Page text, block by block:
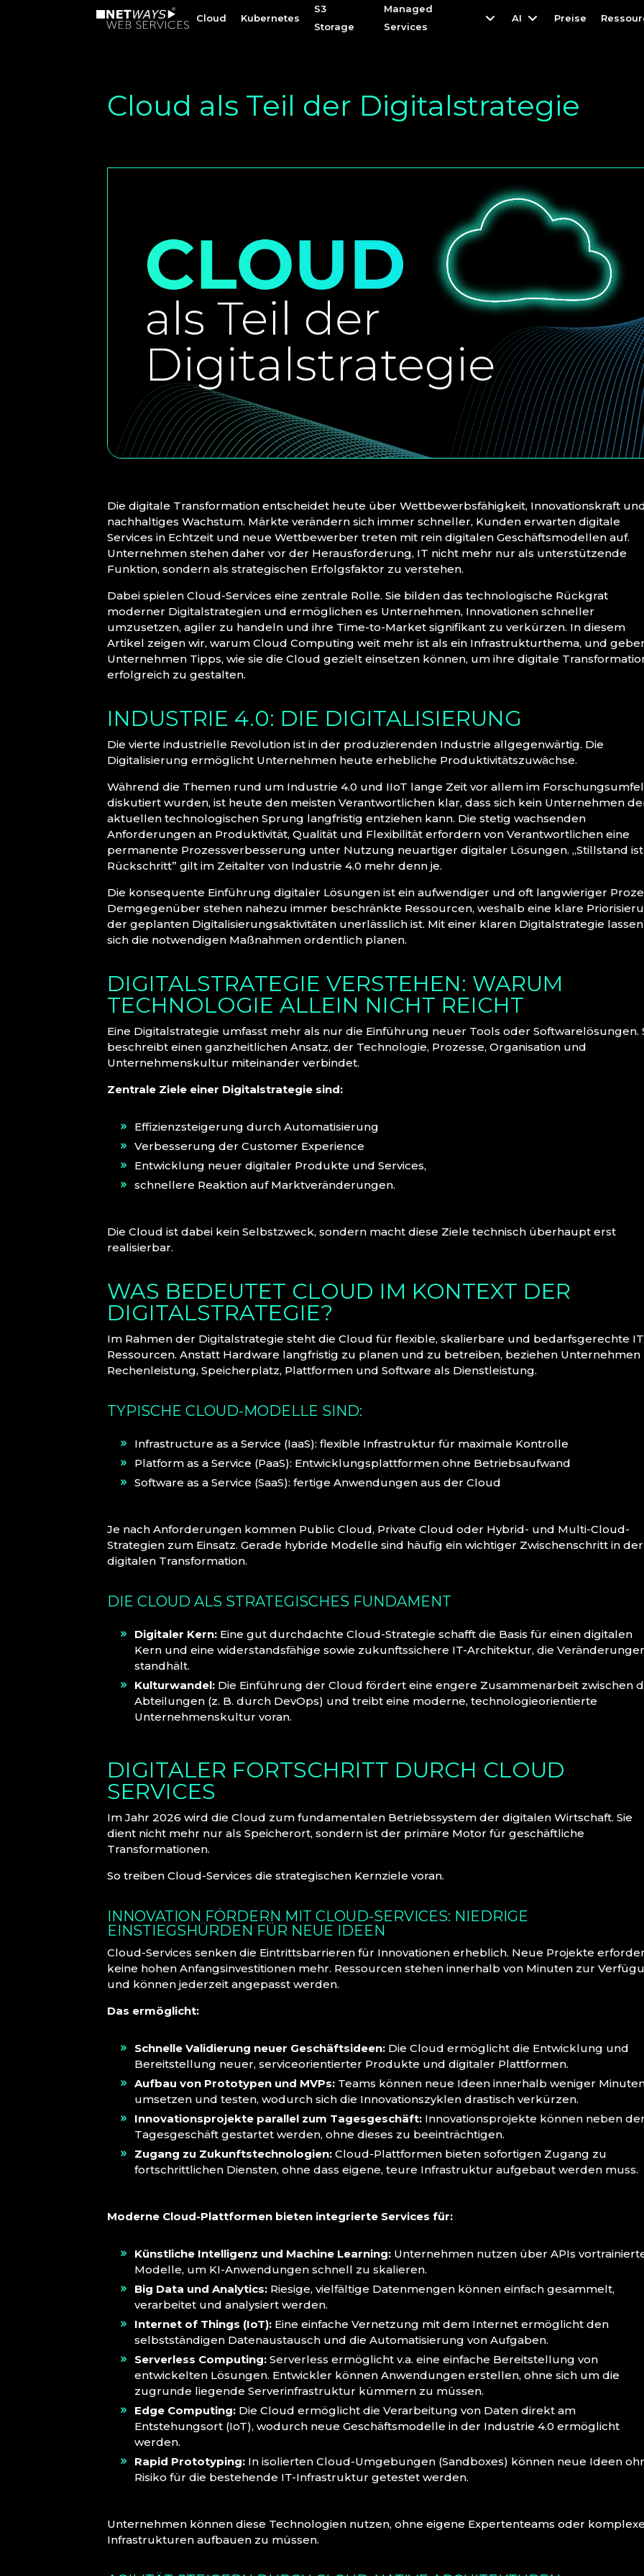
Cloud Kubernetes
S3
Storage
Managed
Services
AI Preise
Cloud Kubernetes
S3
Storage
Managed
Services
AI Preise
Cloud als Teil der Digitalstrategie
Die digitale Transformation entscheidet heute über Wettbewerbsfähigkeit, Innovationskraft
nachhaltiges Wachstum. Märkte verändern sich immer schneller, Kunden erwarten digitale
Services in Echtzeit und neue Wettbewerber treten mit rein digitalen Geschäftsmodellen auf.
Unternehmen stehen daher vor der Herausforderung, IT nicht mehr nur als unterstützende
Funktion, sondern als strategischen Erfolgsfaktor zu verstehen.
Dabei spielen Cloud-Services eine zentrale Rolle. Sie bilden das technologische Rückgrat
moderner Digitalstrategien und ermöglichen es Unternehmen, Innovationen schneller
umzusetzen, agiler zu handeln und ihre Time-to-Market signifikant zu verkürzen. In diesem
Artikel zeigen wir, warum Cloud Computing weit mehr ist als ein Infrastrukturthema, und
Unternehmen Tipps, wie sie die Cloud gezielt einsetzen können, um ihre digitale
erfolgreich zu gestalten.
INDUSTRIE 4.0: DIE DIGITALISIERUNG
Die vierte industrielle Revolution ist in der produzierenden Industrie allgegenwärtig. Die
Digitalisierung ermöglicht Unternehmen heute erhebliche Produktivitätszuwächse.
Während die Themen rund um Industrie 4.0 und IIoT lange Zeit vor allem im
diskutiert wurden, ist heute den meisten Verantwortlichen klar, dass sich kein Unternehmen
aktuellen technologischen Sprung langfristig entziehen kann. Die stetig wachsenden
Anforderungen an Produktivität, Qualität und Flexibilität erfordern von Verantwortlichen eine
permanente Prozessverbesserung unter Nutzung neuartiger digitaler Lösungen. „Stillstand ist
Rückschritt” gilt im Zeitalter von Industrie 4.0 mehr denn je.
Die konsequente Einführung digitaler Lösungen ist ein aufwendiger und oft langwieriger
Demgegenüber stehen nahezu immer beschränkte Ressourcen, weshalb eine klare
der geplanten Digitalisierungsaktivitäten unerlässlich ist. Mit einer klaren Digitalstrategie lassen
sich die notwendigen Maßnahmen ordentlich planen.
DIGITALSTRATEGIE VERSTEHEN: WARUM
TECHNOLOGIE ALLEIN NICHT REICHT
Eine Digitalstrategie umfasst mehr als nur die Einführung neuer Tools oder Softwarelösungen.
beschreibt einen ganzheitlichen Ansatz, der Technologie, Prozesse, Organisation und
Unternehmenskultur miteinander verbindet.
Zentrale Ziele einer Digitalstrategie sind:
Effizienzsteigerung durch Automatisierung
Verbesserung der Customer Experience
Entwicklung neuer digitaler Produkte und Services,
schnellere Reaktion auf Marktveränderungen.
Die Cloud ist dabei kein Selbstzweck, sondern macht diese Ziele technisch überhaupt erst
realisierbar.
WAS BEDEUTET CLOUD IM KONTEXT DER
DIGITALSTRATEGIE?
Im Rahmen der Digitalstrategie steht die Cloud für flexible, skalierbare und bedarfsgerechte
Ressourcen. Anstatt Hardware langfristig zu planen und zu betreiben, beziehen Unternehmen
Rechenleistung, Speicherplatz, Plattformen und Software als Dienstleistung.
TYPISCHE CLOUD-MODELLE SIND:
Infrastructure as a Service (IaaS): flexible Infrastruktur für maximale Kontrolle
Platform as a Service (PaaS): Entwicklungsplattformen ohne Betriebsaufwand
Software as a Service (SaaS): fertige Anwendungen aus der Cloud
Je nach Anforderungen kommen Public Cloud, Private Cloud oder Hybrid- und Multi-Cloud-
Strategien zum Einsatz. Gerade hybride Modelle sind häufig ein wichtiger Zwischenschritt in der
digitalen Transformation.
DIE CLOUD ALS STRATEGISCHES FUNDAMENT
Digitaler Kern:Eine gut durchdachte Cloud-Strategie schafft die Basis für einen digitalen
Kern und eine widerstandsfähige sowie zukunftssichere IT-Architektur, die
standhält.
Kulturwandel:Die Einführung der Cloud fördert eine engere Zusammenarbeit zwischen
Abteilungen (z. B. durch DevOps) und treibt eine moderne, technologieorientierte
Unternehmenskultur voran.
DIGITALER FORTSCHRITT DURCH CLOUD
SERVICES
Im Jahr 2026 wird die Cloud zum fundamentalen Betriebssystem der digitalen Wirtschaft. Sie
dient nicht mehr nur als Speicherort, sondern ist der primäre Motor für geschäftliche
Transformationen.
So treiben Cloud-Services die strategischen Kernziele voran.
INNOVATION FÖRDERN MIT CLOUD-SERVICES: NIEDRIGE
EINSTIEGSHÜRDEN FÜR NEUE IDEEN
Cloud-Services senken die Eintrittsbarrieren für Innovationen erheblich. Neue Projekte
keine hohen Anfangsinvestitionen mehr. Ressourcen stehen innerhalb von Minuten zur
und können jederzeit angepasst werden.
Das ermöglicht:
Schnelle Validierung neuer Geschäftsideen:Die Cloud ermöglicht die Entwicklung und
Bereitstellung neuer, serviceorientierter Produkte und digitaler Plattformen.
Aufbau von Prototypen und MVPs:Teams können neue Ideen innerhalb weniger
umsetzen und testen, wodurch sich die Innovationszyklen drastisch verkürzen.
Innovationsprojekte parallel zum Tagesgeschäft:Innovationsprojekte können neben
Tagesgeschäft gestartet werden, ohne dieses zu beeinträchtigen.
Zugang zu Zukunftstechnologien:Cloud-Plattformen bieten sofortigen Zugang zu
fortschrittlichen Diensten, ohne dass eigene, teure Infrastruktur aufgebaut werden muss.
Moderne Cloud-Plattformen bieten integrierte Services für:
Künstliche Intelligenz und Machine Learning:Unternehmen nutzen über APIs
Modelle, um KI-Anwendungen schnell zu skalieren.
Big Data und Analytics:Riesige, vielfältige Datenmengen können einfach gesammelt,
verarbeitet und analysiert werden.
Internet of Things (IoT):Eine einfache Vernetzung mit dem Internet ermöglicht den
selbstständigen Datenaustausch und die Automatisierung von Aufgaben.
Serverless Computing:Serverless ermöglicht v.a. eine einfache Bereitstellung von
entwickelten Lösungen. Entwickler können Anwendungen erstellen, ohne sich um die
zugrunde liegende Serverinfrastruktur kümmern zu müssen.
Edge Computing:Die Cloud ermöglicht die Verarbeitung von Daten direkt am
Entstehungsort (IoT), wodurch neue Geschäftsmodelle in der Industrie 4.0 ermöglicht
werden.
Rapid Prototyping:In isolierten Cloud-Umgebungen (Sandboxes) können neue Ideen
Risiko für die bestehende IT-Infrastruktur getestet werden.
Unternehmen können diese Technologien nutzen, ohne eigene Expertenteams oder
Infrastrukturen aufbauen zu müssen.